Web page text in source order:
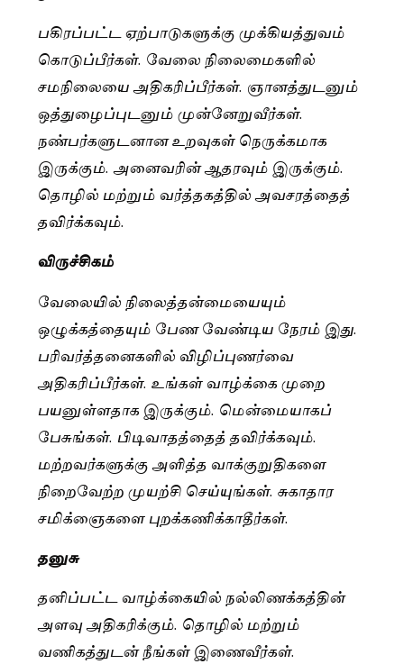
பகிரப்பட்ட ஏற்பாடுகளுக்கு முக்கியத்துவம்
கொடுப்பீர்கள். வேலை நிலைமைகளில்
சமநிலையை அதிகரிப்பீர்கள். ஞானத்துடனும்
ஒத்துழைப்புடனும் முன்னேறுவீர்கள்.
நண்பர்களுடனான உறவுகள் நெருக்கமாக
இருக்கும். அனைவரின் ஆதரவும் இருக்கும்.
தொழில் மற்றும் வர்த்தகத்தில் அவசரத்தைத்
தவிர்க்கவும்.
விருச்சிகம்
வேலையில் நிலைத்தன்மையையும்
ஒழுக்கத்தையும் பேண வேண்டிய நேரம் இது.
பரிவர்த்தனைகளில் விழிப்புணர்வை
அதிகரிப்பீர்கள். உங்கள் வாழ்க்கை முறை
பயனுள்ளதாக இருக்கும். மென்மையாகப்
பேசுங்கள். பிடிவாதத்தைத் தவிர்க்கவும்.
மற்றவர்களுக்கு அளித்த வாக்குறுதிகளை
நிறைவேற்ற முயற்சி செய்யுங்கள். சுகாதார
சமிக்ஞைகளை புறக்கணிக்காதீர்கள்.
தனுசு
தனிப்பட்ட வாழ்க்கையில் நல்லிணக்கத்தின்
அளவு அதிகரிக்கும். தொழில் மற்றும்
வணிகத்துடன் நீங்கள் இணைவீர்கள்.